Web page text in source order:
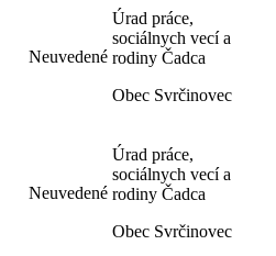
Neuvedené
Úrad práce,
sociálnych vecí a
rodiny Čadca
Obec Svrčinovec
Neuvedené
Úrad práce,
sociálnych vecí a
rodiny Čadca
Obec Svrčinovec